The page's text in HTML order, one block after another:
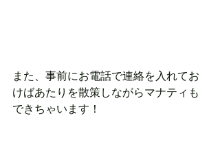
また、事前にお電話で連絡を入れてお
けばあたりを散策しながらマナティも
できちゃいます！